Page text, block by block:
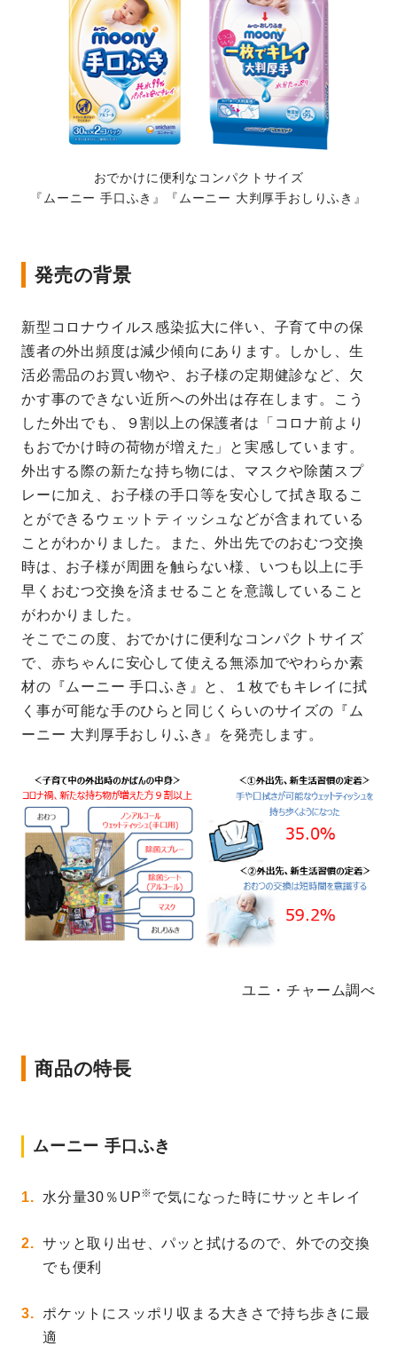
おでかけに便利なコンパクトサイズ
『ムーニー 手口ふき』『ムーニー 大判厚手おしりふき』
発売の背景
新型コロナウイルス感染拡大に伴い、子育て中の保
護者の外出頻度は減少傾向にあります。しかし、生
活必需品のお買い物や、お子様の定期健診など、欠
かす事のできない近所への外出は存在します。こう
した外出でも、９割以上の保護者は「コロナ前より
もおでかけ時の荷物が増えた」と実感しています。
外出する際の新たな持ち物には、マスクや除菌スプ
レーに加え、お子様の手口等を安心して拭き取るこ
とができるウェットティッシュなどが含まれている
ことがわかりました。また、外出先でのおむつ交換
時は、お子様が周囲を触らない様、いつも以上に手
早くおむつ交換を済ませることを意識していること
がわかりました。
そこでこの度、おでかけに便利なコンパクトサイズ
で、赤ちゃんに安心して使える無添加でやわらか素
材の『ムーニー 手口ふき』と、１枚でもキレイに拭
く事が可能な手のひらと同じくらいのサイズの『ム
ーニー 大判厚手おしりふき』を発売します。
ユニ・チャーム調べ
商品の特長
ムーニー 手口ふき
水分量30％UP※ で気になった時にサッとキレイ
サッと取り出せ、パッと拭けるので、外での交換
でも便利
ポケットにスッポリ収まる大きさで持ち歩きに最
適